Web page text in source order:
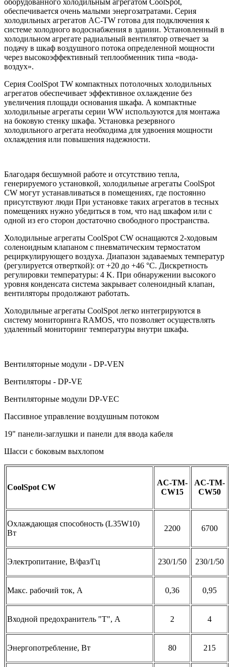
обеспечивается очень малыми энергозатратами. Серия
холодильных агрегатов AC-ТW готова для подключения к
системе холодного водоснабжения в здании. Установленный в
холодильном агрегате радиальный вентилятор отвечает за
подачу в шкаф воздушного потока определенной мощности
через высокоэффективный теплообменник типа «вода-
воздух».
Серия CoolSpot TW компактных потолочных холодильных
агрегатов обеспечивает эффективное охлаждение без
увеличения площади основания шкафа. А компактные
холодильные агрегаты серии WW используются для монтажа
на боковую стенку шкафа. Установка резервного
холодильного агрегата необходима для удвоения мощности
охлаждения или повышения надежности.
Благодаря бесшумной работе и отсутствию тепла,
генерируемого установкой, холодильные агрегаты CoolSpot
CW могут устанавливаться в помещениях, где постоянно
присутствуют люди При установке таких агрегатов в тесных
помещениях нужно убедиться в том, что над шкафом или с
одной из его сторон достаточно свободного пространства.
Холодильные агрегаты CoolSpot CW оснащаются 2-ходовым
соленоидным клапаном с пневматическим термостатом
рециркулирующего воздуха. Диапазон задаваемых температур
(регулируется отверткой): от +20 до +46 °C. Дискретность
регулировки температуры: 4 K. При обнаружении высокого
уровня конденсата система закрывает соленоидный клапан,
вентиляторы продолжают работать.
Холодильные агрегаты CoolSpot легко интегрируются в
систему мониторинга RAMOS, что позволяет осуществлять
удаленный мониторинг температуры внутри шкафа.
Вентиляторные модули - DP-VEN
Вентиляторы - DP-VE
Вентиляторные модули DP-VEC
Пассивное управление воздушным потоком
19" панели-заглушки и панели для ввода кабеля
Шасси с боковым выхлопом
CoolSpot CW
AC-TM-
CW15
AC-TM-
CW50
Охлаждающая способность (L35W10)
Вт
2200 6700
Электропитание, В/фаз/Гц 230/1/50 230/1/50
Макс. рабочий ток, А 0,36 0,95
Входной предохранитель "T", А 2 4
Энергопотребление, Вт 80 215